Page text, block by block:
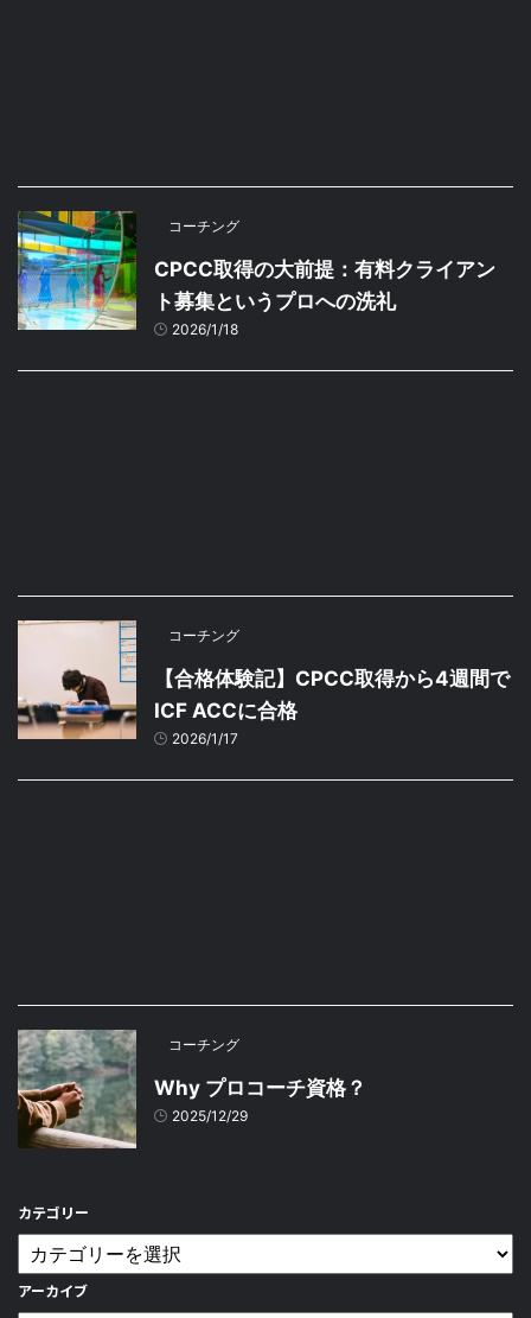
コーチング
CPCC取得の大前提：有料クライアン
ト募集というプロへの洗礼
2026/1/18
コーチング
【合格体験記】CPCC取得から4週間で
ICF ACCに合格
2026/1/17
コーチング
Why プロコーチ資格？
2025/12/29
カテゴリー
アーカイブ